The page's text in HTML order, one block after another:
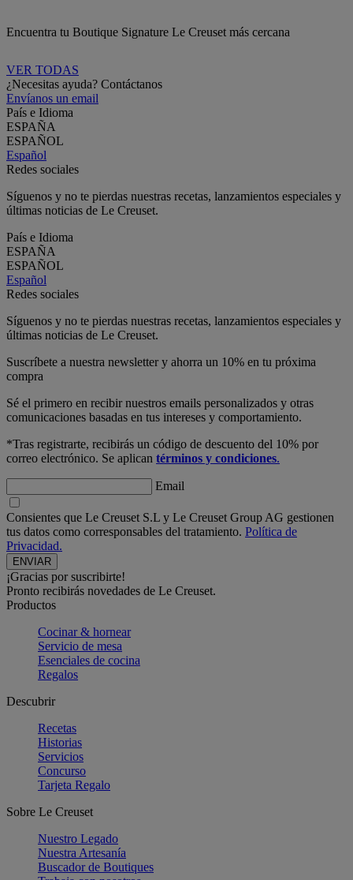
Encuentra tu Boutique Signature Le Creuset más cercana
VER TODAS
¿Necesitas ayuda? Contáctanos
Envíanos un email
País e Idioma
ESPAÑA
ESPAÑOL
Español
Redes sociales
Síguenos y no te pierdas nuestras recetas, lanzamientos especiales y
últimas noticias de Le Creuset.
País e Idioma
ESPAÑA
ESPAÑOL
Español
Redes sociales
Síguenos y no te pierdas nuestras recetas, lanzamientos especiales y
últimas noticias de Le Creuset.
Suscríbete a nuestra newsletter y ahorra un 10% en tu próxima
compra
Sé el primero en recibir nuestros emails personalizados y otras
comunicaciones basadas en tus intereses y comportamiento.
*Tras registrarte, recibirás un código de descuento del 10% por
correo electrónico. Se aplican términos y condiciones.
Email
Consientes que Le Creuset S.L y Le Creuset Group AG gestionen
tus datos como corresponsables del tratamiento. Política de
Privacidad.
¡Gracias por suscribirte!
Pronto recibirás novedades de Le Creuset.
Productos
Cocinar & hornear
Servicio de mesa
Esenciales de cocina
Regalos
Descubrir
Recetas
Historias
Servicios
Concurso
Tarjeta Regalo
Sobre Le Creuset
Nuestro Legado
Nuestra Artesanía
Buscador de Boutiques